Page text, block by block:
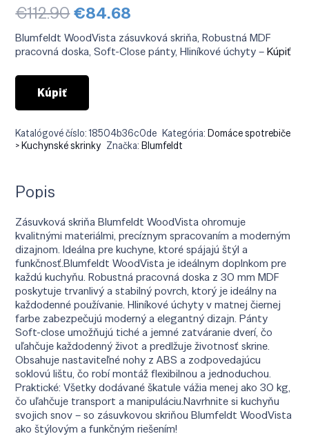
€112.90Pôvodná
cena
bola:
€112.90.
€84.68
je:
€84.68.
Blumfeldt WoodVista zásuvková skriňa, Robustná MDF
pracovná doska, Soft-Close pánty, Hliníkové úchyty –Kúpiť
Kúpiť
Katalógové číslo:18504b36c0de Kategória:Domáce spotrebiče
> Kuchynské skrinky Značka:Blumfeldt
Popis
Zásuvková skriňa Blumfeldt WoodVista ohromuje
kvalitnými materiálmi, precíznym spracovaním a moderným
dizajnom. Ideálna pre kuchyne, ktoré spájajú štýl a
funkčnosť.Blumfeldt WoodVista je ideálnym doplnkom pre
každú kuchyňu. Robustná pracovná doska z 30 mm MDF
poskytuje trvanlivý a stabilný povrch, ktorý je ideálny na
každodenné používanie. Hliníkové úchyty v matnej čiernej
farbe zabezpečujú moderný a elegantný dizajn. Pánty
Soft-close umožňujú tiché a jemné zatváranie dverí, čo
uľahčuje každodenný život a predlžuje životnosť skrine.
Obsahuje nastaviteľné nohy z ABS a zodpovedajúcu
soklovú lištu, čo robí montáž flexibilnou a jednoduchou.
Praktické: Všetky dodávané škatule vážia menej ako 30 kg,
čo uľahčuje transport a manipuláciu.Navrhnite si kuchyňu
svojich snov – so zásuvkovou skriňou Blumfeldt WoodVista
ako štýlovým a funkčným riešením!